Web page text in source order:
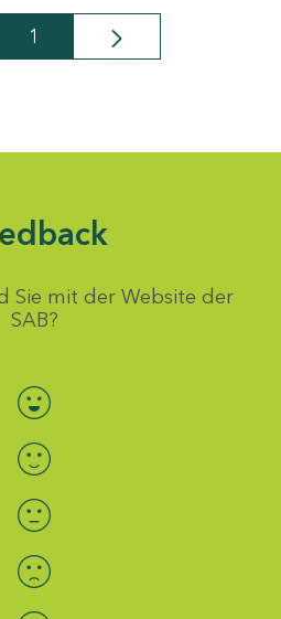
Seite
1
Sie mit der Website der
SAB?
Bewertung auswählen